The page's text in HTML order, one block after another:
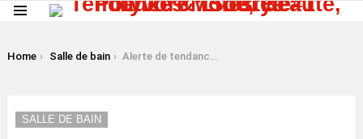
You are here:
Home Salle de bain Alerte de tendance; la baignoire et la baignoire sont à la hausse dans la salle de bain ou dans la partie de la maison de votre choix
SALLE DE BAIN